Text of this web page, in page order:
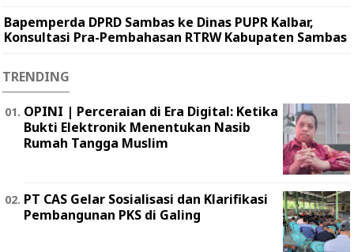
Bapemperda DPRD Sambas ke Dinas PUPR Kalbar,
Konsultasi Pra-Pembahasan RTRW Kabupaten Sambas
TRENDING
OPINI | Perceraian di Era Digital: Ketika
Bukti Elektronik Menentukan Nasib
Rumah Tangga Muslim
PT CAS Gelar Sosialisasi dan Klarifikasi
Pembangunan PKS di Galing